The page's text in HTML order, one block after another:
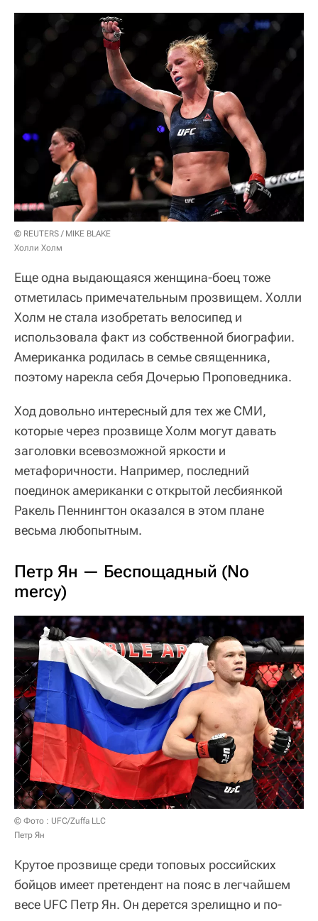
© REUTERS / MIKE BLAKE
Холли Холм
Еще одна выдающаяся женщина-боец тоже
отметилась примечательным прозвищем. Холли
Холм не стала изобретать велосипед и
использовала факт из собственной биографии.
Американка родилась в семье священника,
поэтому нарекла себя Дочерью Проповедника.
Ход довольно интересный для тех же СМИ,
которые через прозвище Холм могут давать
заголовки всевозможной яркости и
метафоричности. Например, последний
поединок американки с открытой лесбиянкой
Ракель Пеннингтон оказался в этом плане
весьма любопытным.
Петр Ян — Беспощадный (No
mercy)
© Фото : UFC/Zuffa LLC
Петр Ян
Крутое прозвище среди топовых российских
бойцов имеет претендент на пояс в легчайшем
весе UFC Петр Ян. Он дерется зрелищно и по-